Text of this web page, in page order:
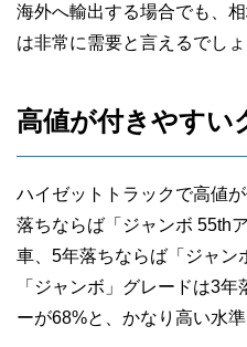
海外へ輸出する場合でも、
は非常に需要と言えるでしょ
高値が付きやすい
ハイゼットトラックで高値
落ちならば「ジャンボ 55th
車、5年落ちならば「ジャン
「ジャンボ」グレードは3
ーが68%と、かなり高い水